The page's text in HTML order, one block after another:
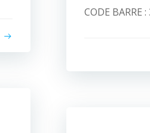
CODE BARRE